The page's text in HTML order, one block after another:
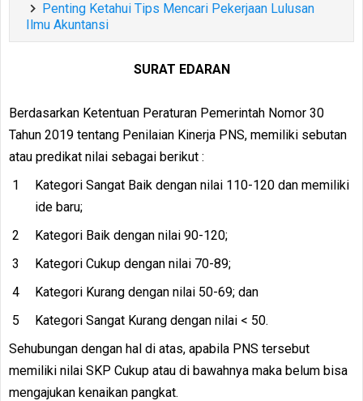
Penting Ketahui Tips Mencari Pekerjaan Lulusan
Ilmu Akuntansi
SURAT EDARAN
Berdasarkan Ketentuan Peraturan Pemerintah Nomor 30
Tahun 2019 tentang Penilaian Kinerja PNS, memiliki sebutan
atau predikat nilai sebagai berikut :
Kategori Sangat Baik dengan nilai 110-120 dan memiliki
ide baru;
Kategori Baik dengan nilai 90-120;
Kategori Cukup dengan nilai 70-89;
Kategori Kurang dengan nilai 50-69; dan
Kategori Sangat Kurang dengan nilai < 50.
Sehubungan dengan hal di atas, apabila PNS tersebut
memiliki nilai SKP Cukup atau di bawahnya maka belum bisa
mengajukan kenaikan pangkat.